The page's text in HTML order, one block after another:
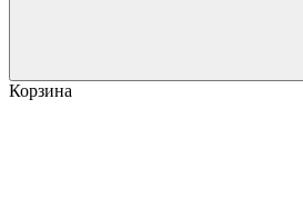
Корзина